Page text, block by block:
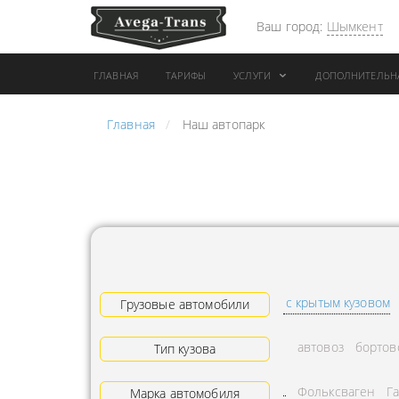
Ваш город: Шымкент
ГЛАВНАЯ ТАРИФЫ УСЛУГИ
АРЕНДА АВТОБУСА
ГРУЗОВАЯ ТЕХНИКА
ПЕРЕВОЗКА ТРУБ
АРЕНДА БУЛЬДОЗЕРА
Главная Наш автопарк
Грузовые автомобили с крытым кузовом
Тип кузова автовоз
Марка автомобиля Фольксваген